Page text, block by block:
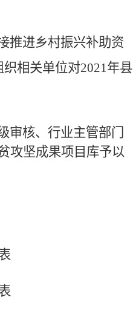
推进乡村振兴补助资
织相关单位对2021年县
审核、行业主管部门
攻坚成果项目库予以